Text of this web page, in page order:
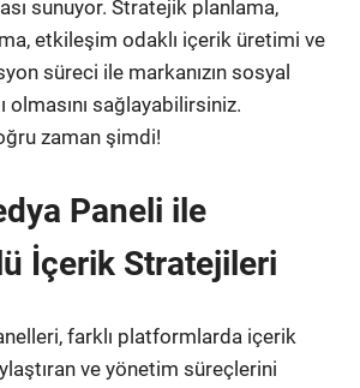
sunuyor. Stratejik planlama,
etkileşim odaklı içerik üretimi ve
süreci ile markanızın sosyal
olmasını sağlayabilirsiniz.
zaman şimdi!
Paneli ile
İçerik Stratejileri
farklı platformlarda içerik
ve yönetim süreçlerini